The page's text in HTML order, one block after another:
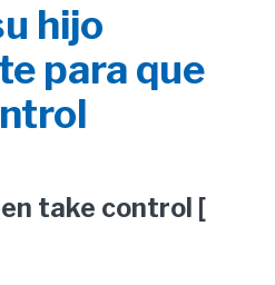
hijo
para que
take control [